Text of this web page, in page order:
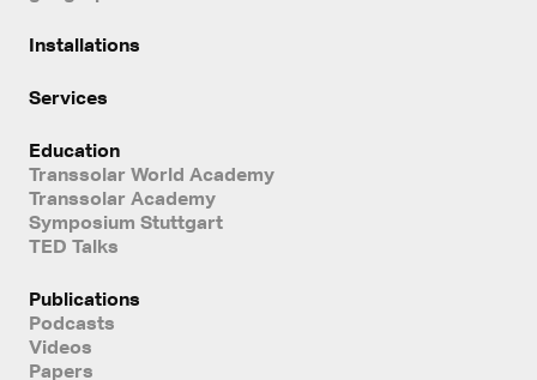
Installations
Services
Education
Transsolar World Academy
Transsolar Academy
Symposium Stuttgart
TED Talks
Publications
Podcasts
Videos
Papers